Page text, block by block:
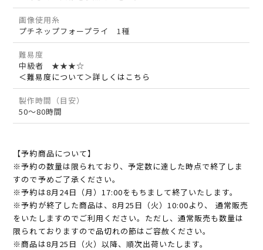
画像使用糸
プチネップフォープライ 1種
難易度
中級者 ★★★☆
＜難易度について＞詳しくはこちら
製作時間（目安）
50～80時間
【予約商品について】
※予約の数量は限られており、予定数に達した時点で終了しま
すので予めご了承ください。
※予約は8月24日（月）17:00をもちまして終了いたします。
※予約が終了した商品は、8月25日（火）10:00より、 通常販売
をいたしますのでご利用ください。ただし、通常販売も数量は
限られておりますので品切れの節はご容赦ください。
※商品は8月25日（火）以降、順次出荷いたします。